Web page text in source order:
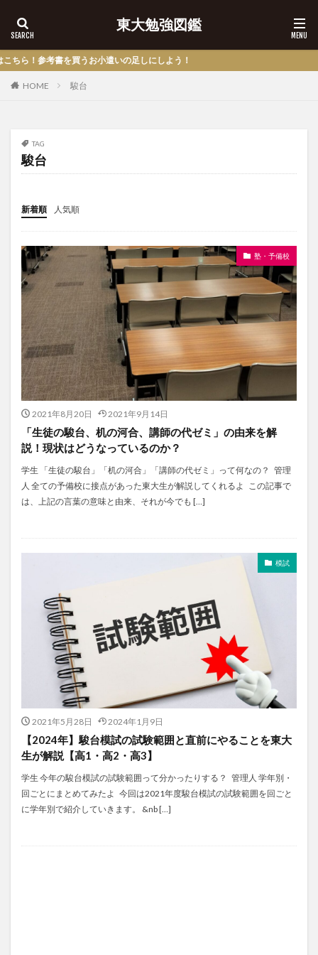
東大勉強図鑑
を買うお小遣いの足しにしよう！
HOME 駿台
TAG
駿台
新着順 人気順
塾・予備校
2021年8月20日 2021年9月14日
「生徒の駿台、机の河合、講師の代ゼミ」の由来を解
説！現状はどうなっているのか？
学生 「生徒の駿台」「机の河合」「講師の代ゼミ」って何なの？ 管理
人 全ての予備校に接点があった東大生が解説してくれるよ この記事で
は、上記の言葉の意味と由来、それが今でも […]
模試
2021年5月28日 2024年1月9日
【2024年】駿台模試の試験範囲と直前にやることを東大
生が解説【高1・高2・高3】
学生 今年の駿台模試の試験範囲って分かったりする？ 管理人 学年別・
回ごとにまとめてみたよ 今回は2021年度駿台模試の試験範囲を回ごと
に学年別で紹介していきます。 &nb […]